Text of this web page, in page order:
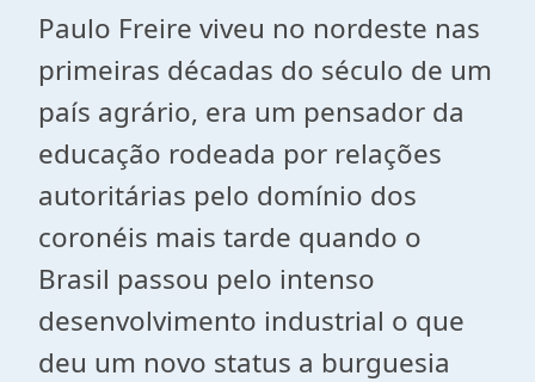
Paulo Freire viveu no nordeste nas
primeiras décadas do século de um
país agrário, era um pensador da
educação rodeada por relações
autoritárias pelo domínio dos
coronéis mais tarde quando o
Brasil passou pelo intenso
desenvolvimento industrial o que
deu um novo status a burguesia